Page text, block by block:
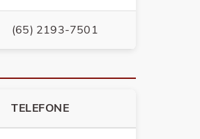
(65) 2193-7501
TELEFONE